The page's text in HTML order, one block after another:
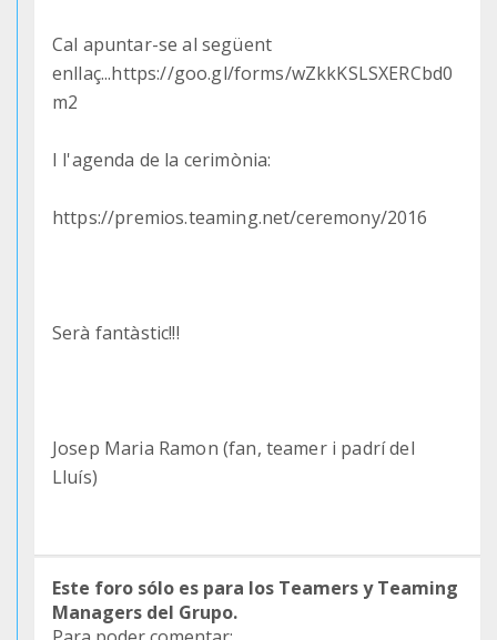
Cal apuntar-se al següent
enllaç...https://goo.gl/forms/wZkkKSLSXERCbd0
m2
I l'agenda de la cerimònia:
https://premios.teaming.net/ceremony/2016
Serà fantàstic!!!
Josep Maria Ramon (fan, teamer i padrí del
Lluís)
Este foro sólo es para los Teamers y Teaming
Managers del Grupo.